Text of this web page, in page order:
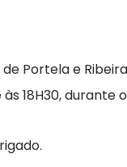
Portela e
18H30,